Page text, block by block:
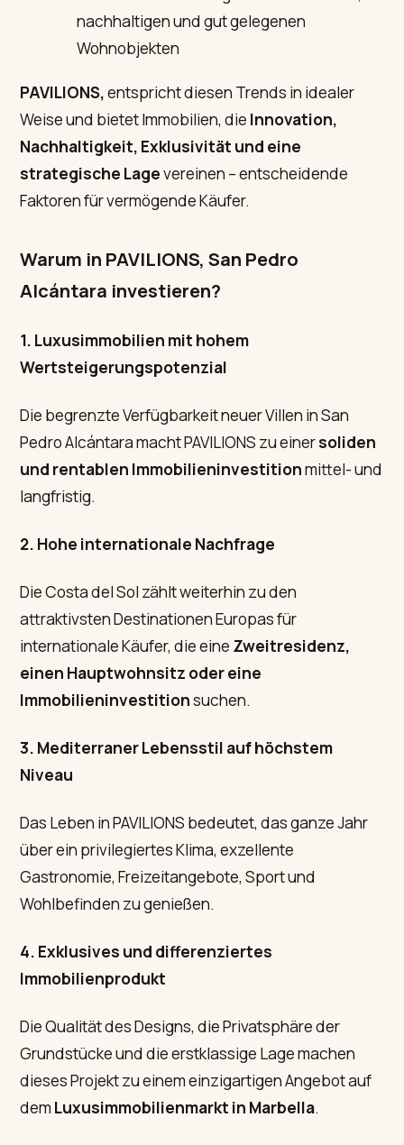
nachhaltigen und gut gelegenen
Wohnobjekten
PAVILIONS,entspricht diesen Trends in idealer
Weise und bietet Immobilien, die Innovation,
Nachhaltigkeit, Exklusivität und eine
strategische Lagevereinen – entscheidende
Faktoren für vermögende Käufer.
Warum in PAVILIONS, San Pedro
Alcántara investieren?
1. Luxusimmobilien mit hohem
Wertsteigerungspotenzial
Die begrenzte Verfügbarkeit neuer Villen in San
Pedro Alcántara macht PAVILIONS zu einersoliden
und rentablen Immobilieninvestitionmittel- und
langfristig.
2. Hohe internationale Nachfrage
Die Costa del Sol zählt weiterhin zu den
attraktivsten Destinationen Europas für
internationale Käufer, die eine Zweitresidenz,
einen Hauptwohnsitz oder eine
Immobilieninvestitionsuchen.
3. Mediterraner Lebensstil auf höchstem
Niveau
Das Leben in PAVILIONS bedeutet, das ganze Jahr
über ein privilegiertes Klima, exzellente
Gastronomie, Freizeitangebote, Sport und
Wohlbefinden zu genießen.
4. Exklusives und differenziertes
Immobilienprodukt
Die Qualität des Designs, die Privatsphäre der
Grundstücke und die erstklassige Lage machen
dieses Projekt zu einem einzigartigen Angebot auf
dem Luxusimmobilienmarkt in Marbella.